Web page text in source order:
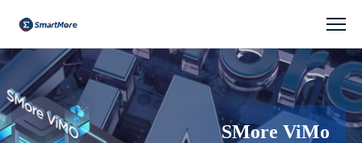
SMore ViMo